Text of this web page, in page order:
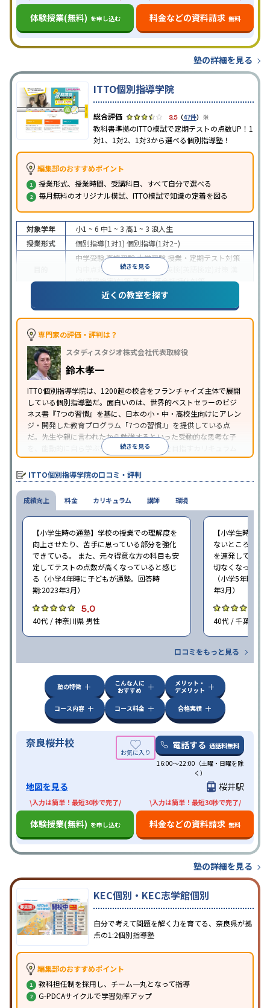
体験授業(無料) を申し込む 料金などの資料請求 無料
塾の詳細を見る
ITTO個別指導学院
3.5（47件） ※
教科書準拠のITTO模試で定期テストの点数UP！1
対1、1対2、1対3から選べる個別指導塾！
編集部のおすすめポイント
授業形式、授業時間、受講科目、すべて自分で選べる
毎月無料のオリジナル模試、ITTO模試で知識の定着を図る
続きを見る
対象学年 小1 ~ 6 中1 ~ 3 高1 ~ 3 浪人生
授業形式
個別指導(1対1) 個別指導(1対2~)
中学受験高校受験大学受験 授業・定期テスト対策
内申点対策
学習習慣の定着 英検(英語検定)対策
検(漢字検定)対策英語・英会話特化対策
1科目から受講可能季節講習のみの受講可
※2023年3月調査。小学校高学年の個別指導塾アンケート調査方法を参
近くの教室を探す
専門家の評価・評判は？
スタディスタジオ株式会社代表取締役
鈴木孝一
ITTO個別指導学院は、1200超の校舎をフランチャイズ主体で展開
している個別指導塾だ。面白いのは、世界的ベストセラーのビジ
ネス書『7つの習慣』を基に、日本の小・中・高校生向けにアレン
ジ・開発した教育プログラム「7つの習慣J」を提供している点
だ。先生や親に言われたから勉強するといった受動的な思考な子
を、能動的に自ら学ぶ子に育てていくことを目指すカリキュラム
である。個別指導の授業とは別に、集団授業形式の特別講座とし
て別料金で提供されるので、単なる成績アップ以上の、子どもの
心の成長を求める家庭にオススメだ。
続きを見る
ITTO個別指導学院の口コミ・評判
成績向上
【小学生時の通塾】学校の授業での理解度を
向上させたり、苦手に思っている部分を強化
できている。 また、元々得意な方の科目も安
定してテストの点数が高くなっていると感じ
る（小学4年時に子どもが通塾。回答時
期:2023年3月）
5.0
40代 / 神奈川県 男性
【小学生時の通
ないところがあ
を連発していた
切なくなった。
（小学5年時に
年3月）
40代 / 千葉県 女
口コミをもっと見る
料金 カリキュラム 講師 環境
塾の特徴
こんな人に
おすすめ
メリット・
デメリット
コース内容
コース料金 合格実績
奈良桜井校 電話する 通話料無料
16:00〜22:00（土曜・日曜を除
く）
地図を見る 桜井駅
\入力は簡単！最短30秒で完了/
体験授業(無料) を申し込む
\入力は簡単！最短30秒で完了/
料金などの資料請求 無料
塾の詳細を見る
KEC個別・KEC志学館個別
自分で考えて問題を解く力を育てる、奈良県が拠
点の1:2個別指導塾
編集部のおすすめポイント
教科担任制を採用し、チーム一丸となって指導
G-PDCAサイクルで学習効率アップ